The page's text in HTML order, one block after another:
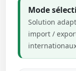
Mode
Solution
import /